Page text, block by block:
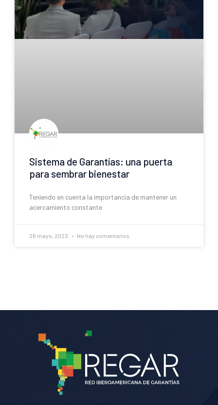
Sistema de Garantías: una puerta
para sembrar bienestar
Teniendo en cuenta la importancia de mantener un
acercamiento constante
26 mayo, 2023 No hay comentarios